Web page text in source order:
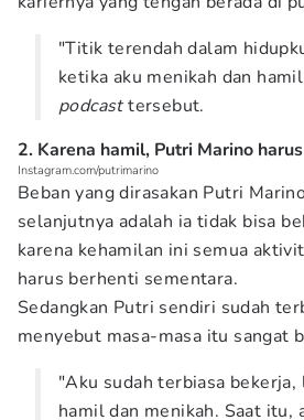
"Titik terendah dalam
ketika aku menikah dan
podcasttersebut.
2. Karena hamil, Putri Marino
Instagram.com/putrimarino
Beban yang dirasakan Putri
selanjutnya adalah ia tidak bisa
karena kehamilan ini semua
harus berhenti sementara.
Sedangkan Putri sendiri sudah
menyebut masa-masa itu sangat
"Aku sudah terbiasa
hamil dan menikah. Saat itu,